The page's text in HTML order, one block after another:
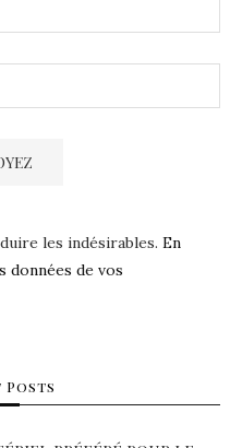
les indésirables. En
données de vos
Posts